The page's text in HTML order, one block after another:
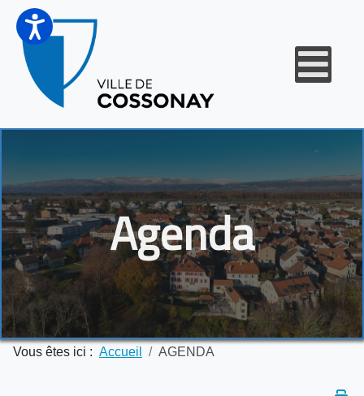
Agenda
Vous êtes ici : Accueil AGENDA